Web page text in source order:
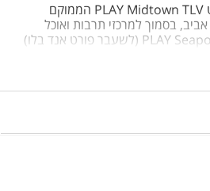
PLAY Midtown TLV הממוקם
בסמוך למרכזי תרבות ואוכל
PLAY (לשעבר פורט אנד בלו)
בין תל אביב להרצליה. מלון בוטיק
של חוף ים, ומתאים לחופשות
וגם לחבילות ליל כלולות.
הוותיק גלי כנרת, שאירח בעבר ראשי